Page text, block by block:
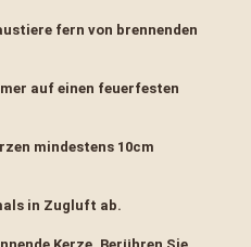
fern von brennenden
auf einen feuerfesten
mindestens 10cm
in Zugluft ab.